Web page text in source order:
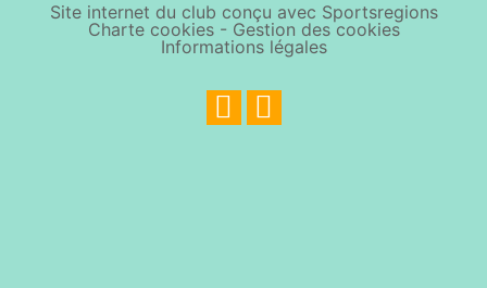
Site internet du club conçu avec Sportsregions
Charte cookies- Gestion des cookies
Informations légales